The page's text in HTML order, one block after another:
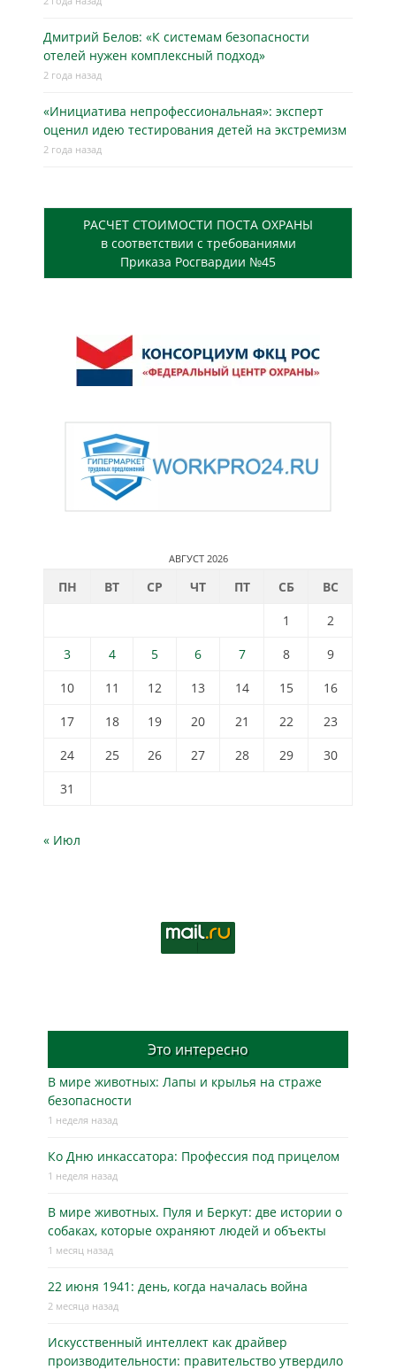
Дмитрий Белов: «К системам безопасности
отелей нужен комплексный подход»
2 года назад
«Инициатива непрофессиональная»: эксперт
оценил идею тестирования детей на экстремизм
2 года назад
РАСЧЕТ СТОИМОСТИ ПОСТА ОХРАНЫ
в соответствии с требованиями
Приказа Росгвардии №45
АВГУСТ 2026
ПН ВТ СР ЧТ ПТ СБ
ВС
1
2
3
4 5 6 7 8
9
10
11 12 13 14 15
16
17
18 19 20 21 22
23
24
25 26 27 28 29
30
31
« Июл
Это интересно
В мире животных: Лапы и крылья на страже
безопасности
1 неделя назад
Ко Дню инкассатора: Профессия под прицелом
1 неделя назад
В мире животных. Пуля и Беркут: две истории о
собаках, которые охраняют людей и объекты
1 месяц назад
22 июня 1941: день, когда началась война
2 месяца назад
Искусственный интеллект как драйвер
производительности: правительство утвердило